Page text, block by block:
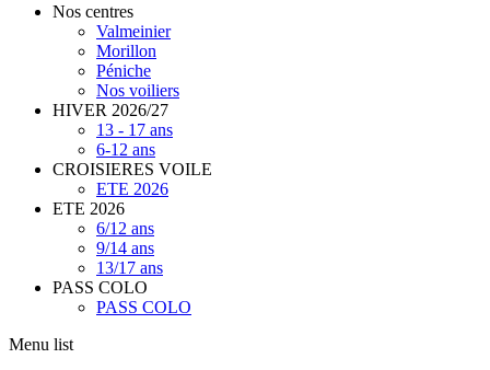
Nos centres
Valmeinier
Morillon
Péniche
Nos voiliers
HIVER 2026/27
13 - 17 ans
6-12 ans
CROISIERES VOILE
ETE 2026
ETE 2026
6/12 ans
9/14 ans
13/17 ans
PASS COLO
PASS COLO
Menu list